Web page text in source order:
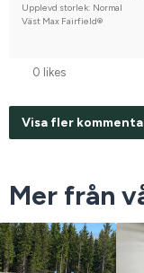
Upplevd storlek: Normal
Väst Max Fairfield®
0 likes
Visa fler
Mer från